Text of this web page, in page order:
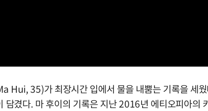
Hui, 35)가 최장시간 입에서 물을 내뿜는 기록을 세
담겼다. 마 후이의 기록은 지난 2016년 에티오피아